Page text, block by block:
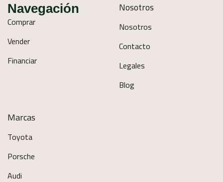
Navegación
Comprar
Vender
Financiar
Nosotros
Nosotros
Contacto
Legales
Blog
Marcas
Toyota
Porsche
Audi